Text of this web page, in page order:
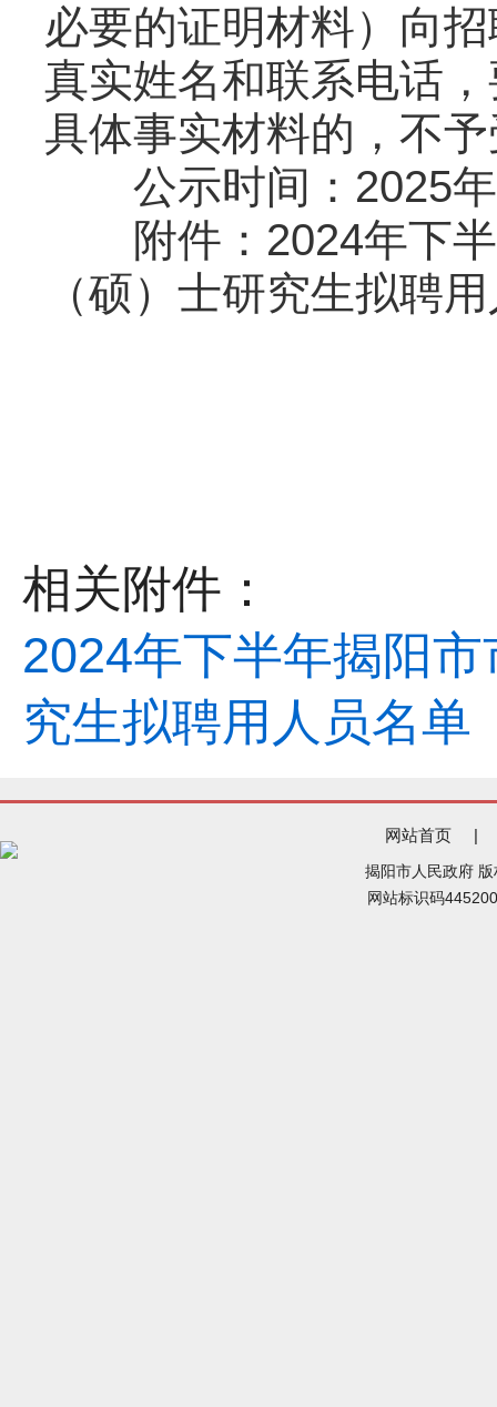
必要的证明材料）向
真实姓名和联系电话
具体事实材料的，不
公示时间：2025年
附件：2024年下半
（硕）士研究生拟聘
相关附件：
2024年下半年揭阳
究生拟聘用人员名单
网站首页 |
揭阳市人民政府
网站标识码